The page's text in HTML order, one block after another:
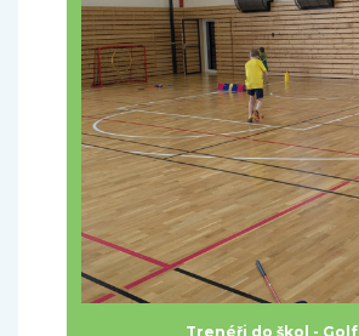
Trenéři do škol - Golf